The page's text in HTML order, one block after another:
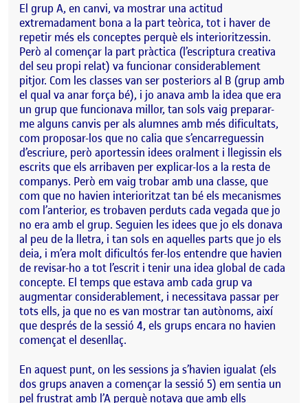
El grup A, en canvi, va mostrar una actitud
extremadament bona a la part teòrica, tot i haver de
repetir més els conceptes perquè els interioritzessin.
Però al començar la part pràctica (l’escriptura creativa
del seu propi relat) va funcionar considerablement
pitjor. Com les classes van ser posteriors al B (grup amb
el qual va anar força bé), i jo anava amb la idea que era
un grup que funcionava millor, tan sols vaig preparar-
me alguns canvis per als alumnes amb més dificultats,
com proposar-los que no calia que s’encarreguessin
d’escriure, però aportessin idees oralment i llegissin els
escrits que els arribaven per explicar-los a la resta de
companys. Però em vaig trobar amb una classe, que
com que no havien interioritzat tan bé els mecanismes
com l’anterior, es trobaven perduts cada vegada que jo
no era amb el grup. Seguien les idees que jo els donava
al peu de la lletra, i tan sols en aquelles parts que jo els
deia, i m’era molt dificultós fer-los entendre que havien
de revisar-ho a tot l’escrit i tenir una idea global de cada
concepte. El temps que estava amb cada grup va
augmentar considerablement, i necessitava passar per
tots ells, ja que no es van mostrar tan autònoms, així
que després de la sessió 4, els grups encara no havien
començat el desenllaç.
En aquest punt, on les sessions ja s’havien igualat (els
dos grups anaven a començar la sessió 5) em sentia un
pel frustrat amb l’A perquè notava que amb ells